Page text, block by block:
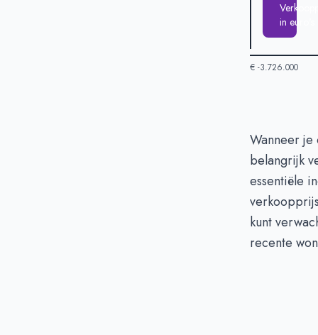
in euro's
€ -3.726.000
Vraagprijs in
Verkoopprijs
Wanneer
belangrijk
essentiële
kunt
recente